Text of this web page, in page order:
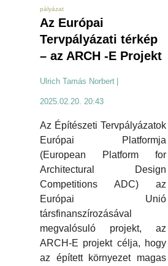
pályázat
Az Európai
Tervpályázati térkép
– az ARCH -E Projekt
Ulrich Tamás Norbert |
2025.02.20. 20:43
Az Építészeti Tervpályázatok
Európai Platformja
(European Platform for
Architectural Design
Competitions ADC) az
Európai Unió
társfinanszírozásával
megvalósuló projekt, az
ARCH-E projekt célja, hogy
az épített környezet magas